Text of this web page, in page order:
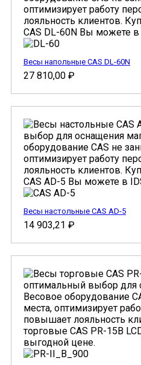
Весы напольные CAS DL-60N
27 810,00 ₽
Весы настольные CAS AD-5
14 903,21 ₽